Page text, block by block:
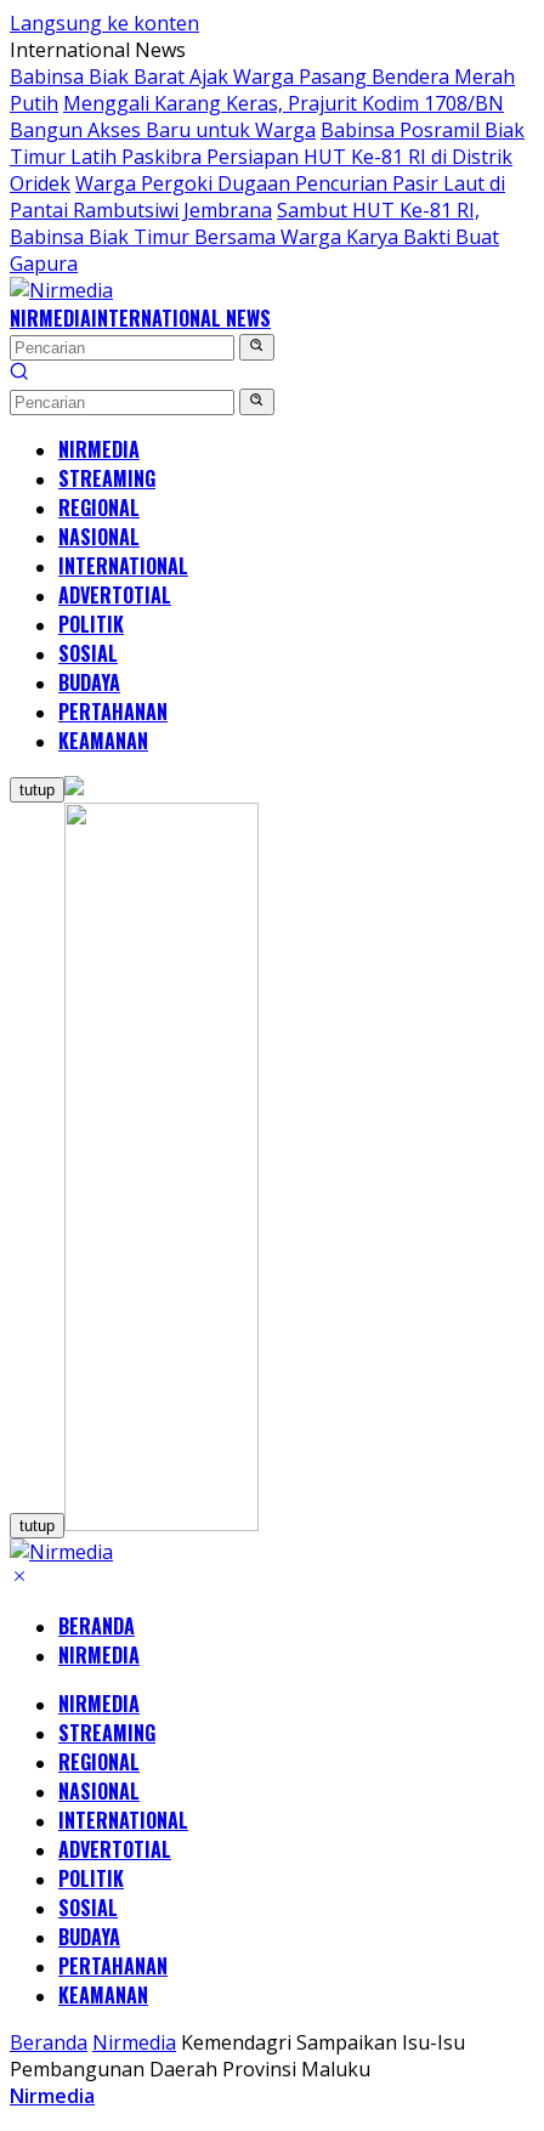
Langsung ke konten
International News
Babinsa Biak Barat Ajak Warga Pasang Bendera Merah
Putih Menggali Karang Keras, Prajurit Kodim 1708/BN
Bangun Akses Baru untuk Warga Babinsa Posramil Biak
Timur Latih Paskibra Persiapan HUT Ke-81 RI di Distrik
OridekWarga Pergoki Dugaan Pencurian Pasir Laut di
Pantai Rambutsiwi Jembrana Sambut HUT Ke-81 RI,
Babinsa Biak Timur Bersama Warga Karya Bakti Buat
Gapura
NIRMEDIAINTERNATIONAL NEWS
NIRMEDIA
STREAMING
REGIONAL
NASIONAL
INTERNATIONAL
ADVERTOTIAL
POLITIK
SOSIAL
BUDAYA
PERTAHANAN
KEAMANAN
tutup
tutup
BERANDA
NIRMEDIA
NIRMEDIA
STREAMING
REGIONAL
NASIONAL
INTERNATIONAL
ADVERTOTIAL
POLITIK
SOSIAL
BUDAYA
PERTAHANAN
KEAMANAN
Beranda Nirmedia Kemendagri Sampaikan Isu-Isu
Pembangunan Daerah Provinsi Maluku
Nirmedia